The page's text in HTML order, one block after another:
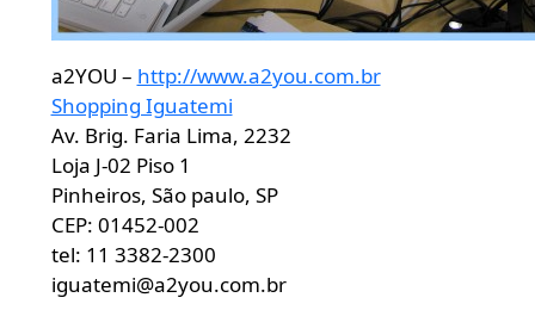
a2YOU – http://www.a2you.com.br
Shopping Iguatemi
Av. Brig. Faria Lima, 2232
Loja J-02 Piso 1
Pinheiros, São paulo, SP
CEP: 01452-002
tel: 11 3382-2300
iguatemi@a2you.com.br